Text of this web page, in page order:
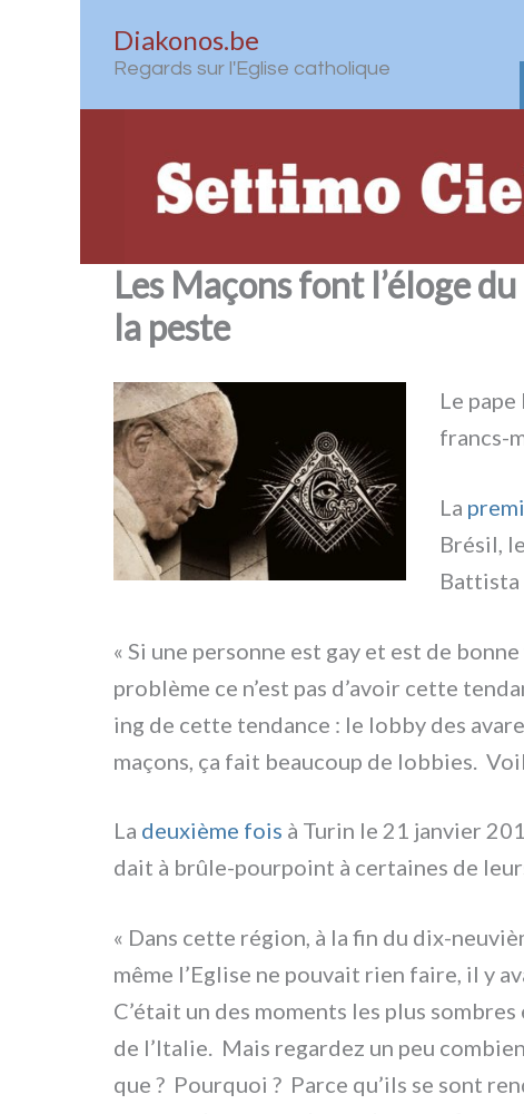
Diakonos.be
Regards sur l'Eglise catholique
Les Maçons font l’éloge
la peste
Le
francs-
La
Brésil,
Battista
« Si une per­son­ne est gay et est de
pro­blè­me ce n’est pas d’avoir cet­te
ing de cet­te ten­dan­ce : le lob­by des
maçons, ça fait beau­coup de lob­bies.
La deu­xiè­me fois à Turin le 21 jan­vier
dait à brûle-pourpoint à cer­tai­nes de
« Dans cet­te région, à la fin du dix-
même l’Eglise ne pou­vait rien fai­re, il y
C’était un des momen­ts les plus
de l’Italie. Mais regar­dez un peu
que ? Pourquoi ? Parce qu’ils se sont